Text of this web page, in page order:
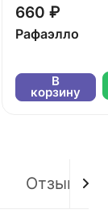
660 ₽
Рафаэлло
В
корзину
Отзывы